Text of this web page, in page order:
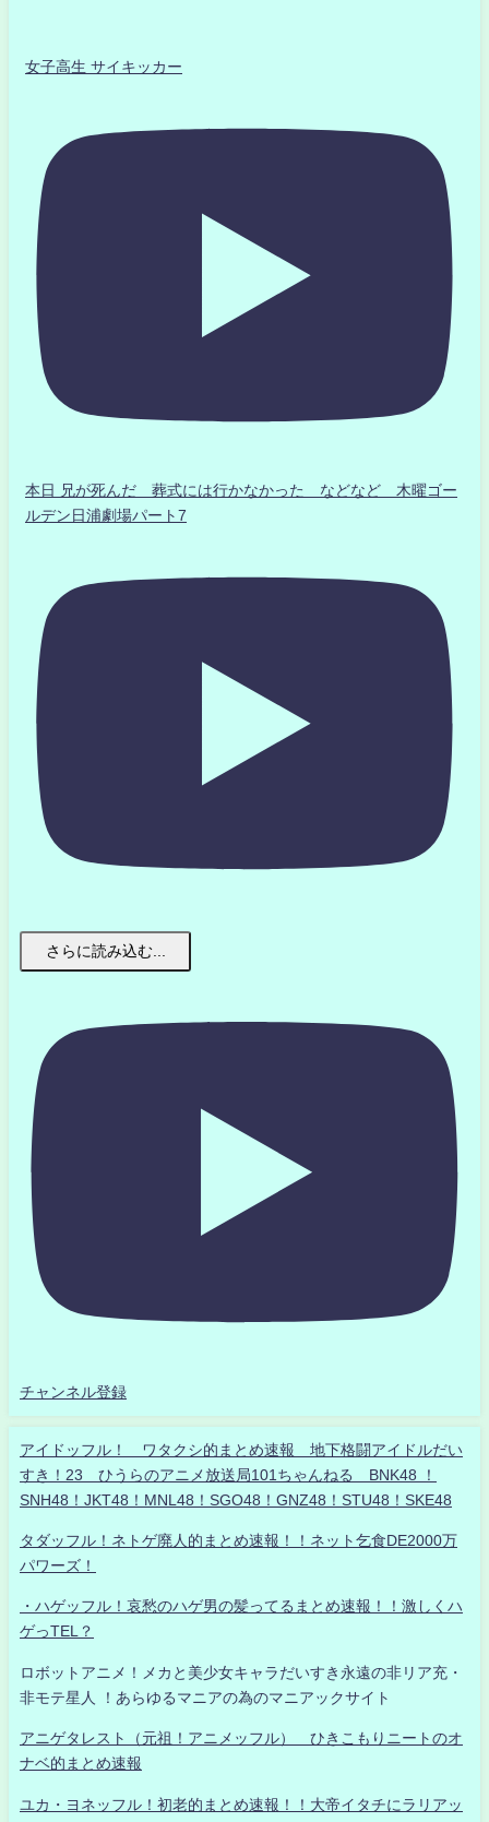
女子高生 サイキッカー
本日 兄が死んだ 葬式には行かなかった などなど 木曜ゴー
ルデン日浦劇場パート7
さらに読み込む...
チャンネル登録
アイドッフル！ ワタクシ的まとめ速報 地下格闘アイドルだい
すき！23 ひうらのアニメ放送局101ちゃんねる BNK48 ！
SNH48！JKT48！MNL48！SGO48！GNZ48！STU48！SKE48
タダッフル！ネトゲ廃人的まとめ速報！！ネット乞食DE2000万
パワーズ！
・ハゲッフル！哀愁のハゲ男の髪ってるまとめ速報！！激しくハ
ゲっTEL？
ロボットアニメ！メカと美少女キャラだいすき永遠の非リア充・
非モテ星人 ！あらゆるマニアの為のマニアックサイト
アニゲタレスト（元祖！アニメッフル） ひきこもりニートのオ
ナベ的まとめ速報
ユカ・ヨネッフル！初老的まとめ速報！！大帝イタチにラリアッ